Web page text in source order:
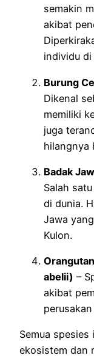
semakin
akibat
individu di
Burung
Dikenal
memiliki
juga
hilangnya
Badak
Salah
di dunia.
Jawa
Kulon.
abelii) –
akibat
Semua
ekosistem dan